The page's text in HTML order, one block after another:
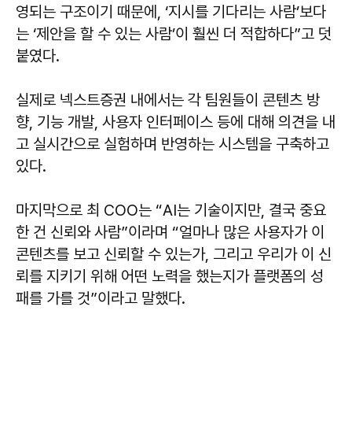
영되는 구조이기 때문에, ‘지시를 기다리는 사람’보다
는 ‘제안을 할 수 있는 사람’이 훨씬 더 적합하다”고 덧
붙였다.
실제로 넥스트증권 내에서는 각 팀원들이 콘텐츠 방
향, 기능 개발, 사용자 인터페이스 등에 대해 의견을 내
고 실시간으로 실험하며 반영하는 시스템을 구축하고
있다.
마지막으로 최 COO는 “AI는 기술이지만, 결국 중요
한 건 신뢰와 사람”이라며 “얼마나 많은 사용자가 이
콘텐츠를 보고 신뢰할 수 있는가, 그리고 우리가 이 신
뢰를 지키기 위해 어떤 노력을 했는지가 플랫폼의 성
패를 가를 것”이라고 말했다.